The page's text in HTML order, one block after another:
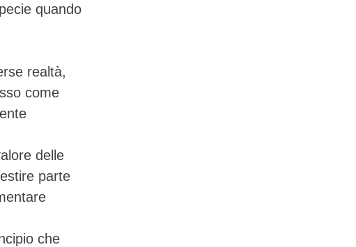
quando
realtà,
come
delle
parte
che